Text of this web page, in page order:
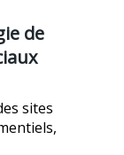
de
sites